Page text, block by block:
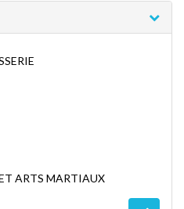
ARTS MARTIAUX